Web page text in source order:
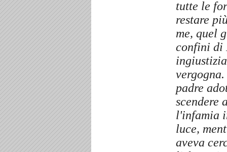
tutte le
restare
me, quel
confini di
vergogna.
padre
scendere
l'infamia
luce,
aveva